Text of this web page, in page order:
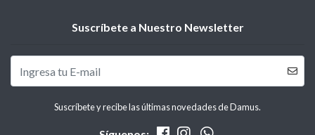
Suscríbete a Nuestro Newsletter
Suscríbete y recibe las últimas novedades de Damus.